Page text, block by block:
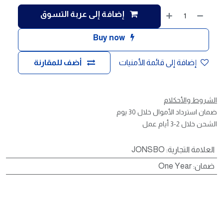
إضافة إلى عربة التسوق
Buy now
أضف للمقارنة إضافة إلى قائمة الأمنيات
الشروط والأحكلام
ضمان استرداد الأموال خلال 30 يوم
الشحن خلال 2-3 أيام عمل
العلامة التجارية:
JONSBO
ضمان:
One Year